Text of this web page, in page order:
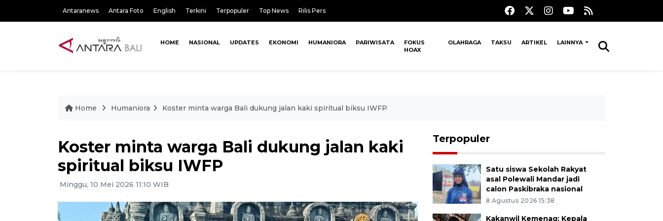
Antaranews Antara Foto English Terkini Terpopuler Top News Rilis Pers
HOME NASIONAL UPDATES EKONOMI HUMANIORA PARIWISATA
FOKUS
HOAX
OLAHRAGA TAKSU ARTIKEL LAINNYA
Home Humaniora Koster minta warga Bali dukung jalan kaki spiritual biksu IWFP
Koster minta warga Bali dukung jalan kaki
spiritual biksu IWFP
Minggu, 10 Mei 2026 11:10 WIB
Terpopuler
Satu siswa Sekolah Rakyat
asal Polewali Mandar jadi
calon Paskibraka nasional
8 Agustus 2026 15:38
Kakanwil Kemenag: Kepala